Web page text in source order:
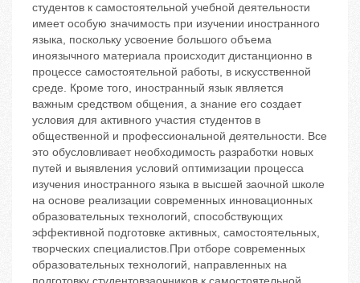
студентов к самостоятельной учебной деятельности
имеет особую значимость при изучении иностранного
языка, поскольку усвоение большого объема
иноязычного материала происходит дистанционно в
процессе самостоятельной работы, в искусственной
среде. Кроме того, иностранный язык является
важным средством общения, а знание его создает
условия для активного участия студентов в
общественной и профессиональной деятельности. Все
это обусловливает необходимость разработки новых
путей и выявления условий оптимизации процесса
изучения иностранного языка в высшей заочной школе
на основе реализации современных инновационных
образовательных технологий, способствующих
эффективной подготовке активных, самостоятельных,
творческих специалистов.При отборе современных
образовательных технологий, направленных на